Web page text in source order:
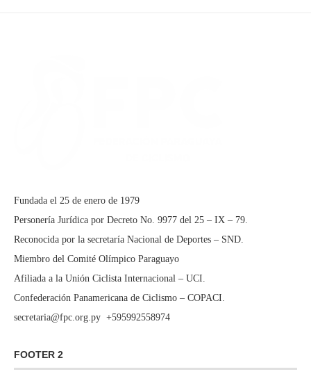
Fundada el 25 de enero de 1979
Personería Jurídica por Decreto No. 9977 del 25 – IX – 79.
Reconocida por la secretaría Nacional de Deportes – SND.
Miembro del Comité Olímpico Paraguayo
Afiliada a la Unión Ciclista Internacional – UCI.
Confederación Panamericana de Ciclismo – COPACI.
secretaria@fpc.org.py +595992558974
FOOTER 2